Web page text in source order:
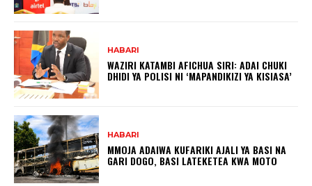
HABARI
WAZIRI KATAMBI AFICHUA SIRI: ADAI CHUKI
DHIDI YA POLISI NI ‘MAPANDIKIZI YA KISIASA’
HABARI
MMOJA ADAIWA KUFARIKI AJALI YA BASI NA
GARI DOGO, BASI LATEKETEA KWA MOTO